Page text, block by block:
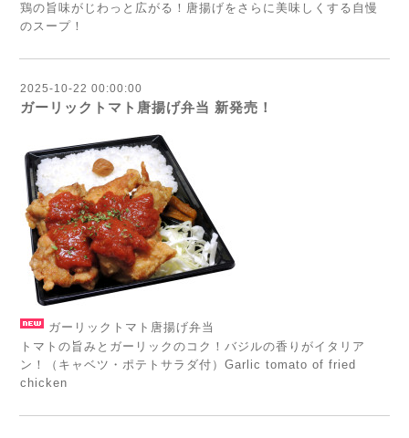
鶏の旨味がじわっと広がる！唐揚げをさらに美味しくする自慢
のスープ！
2025-10-22 00:00:00
ガーリックトマト唐揚げ弁当 新発売！
ガーリックトマト唐揚げ弁当
トマトの旨みとガーリックのコク！バジルの香りがイタリア
ン！（キャベツ・ポテトサラダ付）Garlic tomato of fried
chicken